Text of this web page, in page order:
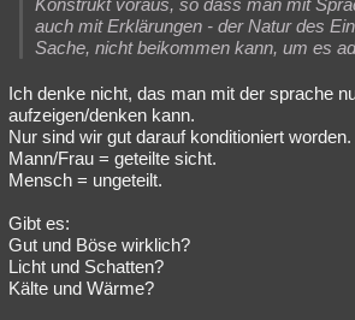
Musik Clash Verbesserungen
Besucht Teilgenommen
Lesenswert Schlüsselwörter
Konstrukt voraus, so dass man mit
auch mit Erklärungen - der Natur des
Sache, nicht beikommen kann, um es
Ich denke nicht, das man mit der sprache
aufzeigen/denken kann.
Nur sind wir gut darauf konditioniert worden.
Mann/Frau = geteilte sicht.
Mensch = ungeteilt.
Gibt es:
Gut und Böse wirklich?
Licht und Schatten?
Kälte und Wärme?